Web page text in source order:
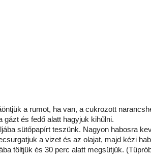
a rumot, ha van, a cukrozott
gázt és fedő alatt hagyjuk kihűlni.
sütőpapírt teszünk. Nagyon habosra
a vizet és az olajat, majd kézi
töltjük és 30 perc alatt megsütjük.